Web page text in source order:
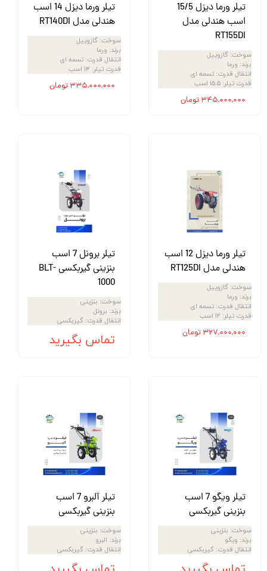
تیلر ورما دیزل 15/5
اسب هندلی مدل
RT155DI
سوخت: گازوییل
برند: ورما
انتقال قدرت: تسمه ای
قدرت تیلر: ۱۵.۵ اسب
۳۴۵,۰۰۰,۰۰۰ تومان
تیلر ورما دیزل 14 اسب
هندلی مدل RT140DI
سوخت: گازوییل
برند: ورما
انتقال قدرت: تسمه ای
قدرت تیلر: ۱۴ اسب
۳۳۵,۰۰۰,۰۰۰ تومان
تیلر ورما دیزل 12 اسب
هندلی مدل RT125DI
سوخت: گازوییل
برند: ورما
انتقال قدرت: تسمه ای
قدرت تیلر: ۱۲ اسب
۳۲۷,۰۰۰,۰۰۰ تومان
تیلر برونل 7 اسب
بنزینی گیربکسی BLT-
1000
سوخت: بنزینی
برند: برونل
انتقال قدرت: گیربکسی
تماس بگیرید
تیلر ویگو 7 اسب
بنزینی گیربکسی
سوخت: بنزینی
برند: ویگو
انتقال قدرت: گیربکسی
تیلر آلبرو 7 اسب
بنزینی گیربکسی
سوخت: بنزینی
برند: البرو
انتقال قدرت: گیربکسی